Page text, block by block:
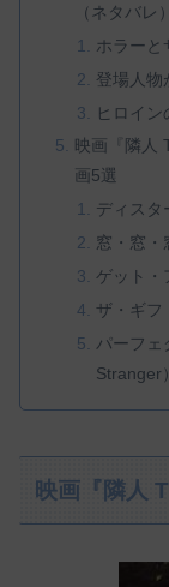
（ネタバレ）
ホラーと
登場人物
ヒロイン
映画『隣人
画5選
ディスタ
窓・窓・
ゲット・
ザ・ギフ
パーフェ
Stranger）
映画『隣人